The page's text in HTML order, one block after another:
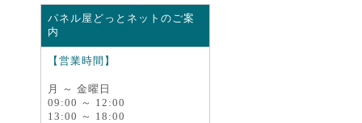
▼ WEBカタログ
デカフレ(イレパネ ワイド)
パネル屋どっとネットのご案
内
【営業時間】
月 ～ 金曜日
09:00 ～ 12:00
13:00 ～ 18:00